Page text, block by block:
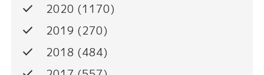
done 2020 (1170)
done 2019 (270)
done 2018 (484)